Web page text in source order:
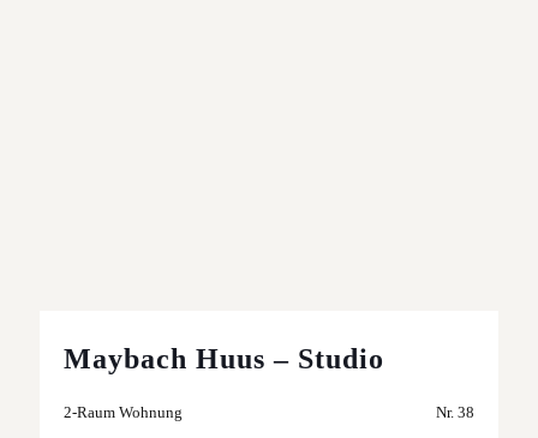
Maybach Huus – Studio
2-Raum Wohnung Nr. 38